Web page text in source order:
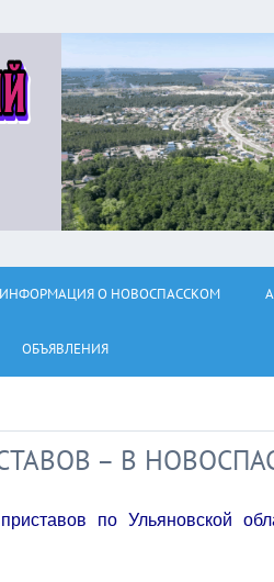
ИНФОРМАЦИЯ О НОВОСПАССКОМ
ОБЪЯВЛЕНИЯ
– В
по Ульяновской